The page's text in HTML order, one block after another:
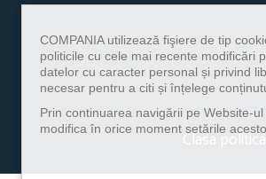
Clasa politica
COMPANIA utilizează fişiere de tip
politicile cu cele mai recente modificări
datelor cu caracter personal și privind
necesar pentru a citi și înțelege
Prin continuarea navigării pe Website-
modifica în orice moment setările